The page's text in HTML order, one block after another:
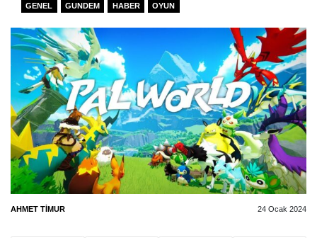
GENEL GUNDEM HABER OYUN
AHMET TIMUR 24 Ocak 2024